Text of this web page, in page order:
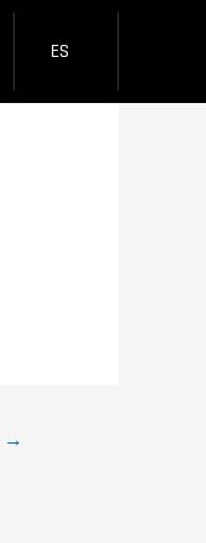
ES
→